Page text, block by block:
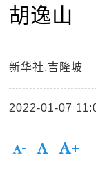
胡逸山
新华社,吉隆坡
2022-01-07